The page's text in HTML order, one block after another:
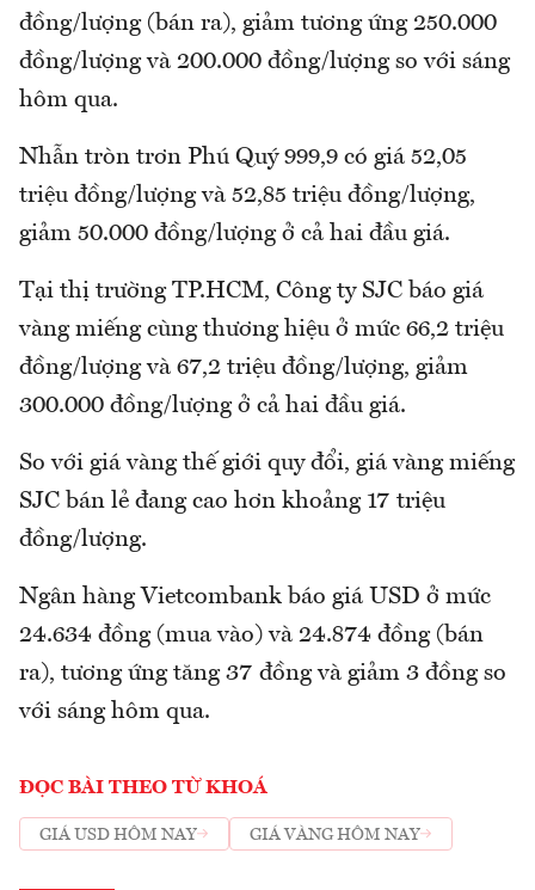
đồng/lượng (bán ra), giảm tương ứng 250.000
đồng/lượng và 200.000 đồng/lượng so với sáng
hôm qua.
Nhẫn tròn trơn Phú Quý 999,9 có giá 52,05
triệu đồng/lượng và 52,85 triệu đồng/lượng,
giảm 50.000 đồng/lượng ở cả hai đầu giá.
Tại thị trường TP.HCM, Công ty SJC báo giá
vàng miếng cùng thương hiệu ở mức 66,2 triệu
đồng/lượng và 67,2 triệu đồng/lượng, giảm
300.000 đồng/lượng ở cả hai đầu giá.
So với giá vàng thế giới quy đổi, giá vàng miếng
SJC bán lẻ đang cao hơn khoảng 17 triệu
đồng/lượng.
Ngân hàng Vietcombank báo giá USD ở mức
24.634 đồng (mua vào) và 24.874 đồng (bán
ra), tương ứng tăng 37 đồng và giảm 3 đồng so
với sáng hôm qua.
ĐỌC BÀI THEO TỪ KHOÁ
GIÁ USD HÔM NAY GIÁ VÀNG HÔM NAY